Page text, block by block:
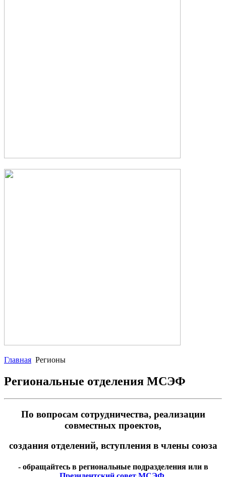
Главная Регионы
Региональные отделения МСЭФ
По вопросам сотрудничества, реализации
совместных проектов,
создания отделений, вступления в члены союза
- обращайтесь в региональные подразделения или в